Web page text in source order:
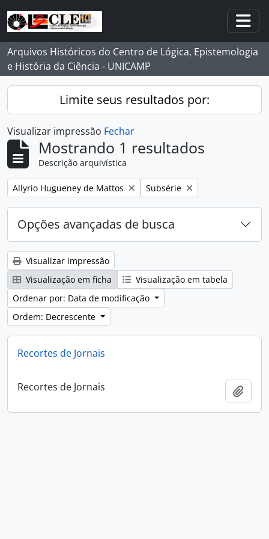
Skip to main content
Arquivos Históricos do Centro de Lógica, Epistemologia
e História da Ciência - UNICAMP
Limite seus resultados por:
Visualizar impressão Fechar
Mostrando 1 resultados
Descrição arquivística
Remover filtro:
Allyrio Hugueney de Mattos Remover filtro:
Subsérie
Opções avançadas de busca
Visualizar impressão
Visualização em ficha
Visualização em tabela
Ordenar por: Data de modificação
Ordem: Decrescente
Recortes de Jornais
Recortes de Jornais